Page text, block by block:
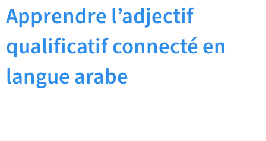
Apprendre l’adjectif
qualificatif connecté en
langue arabe